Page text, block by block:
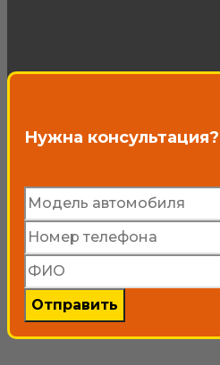
Нужна консультация?